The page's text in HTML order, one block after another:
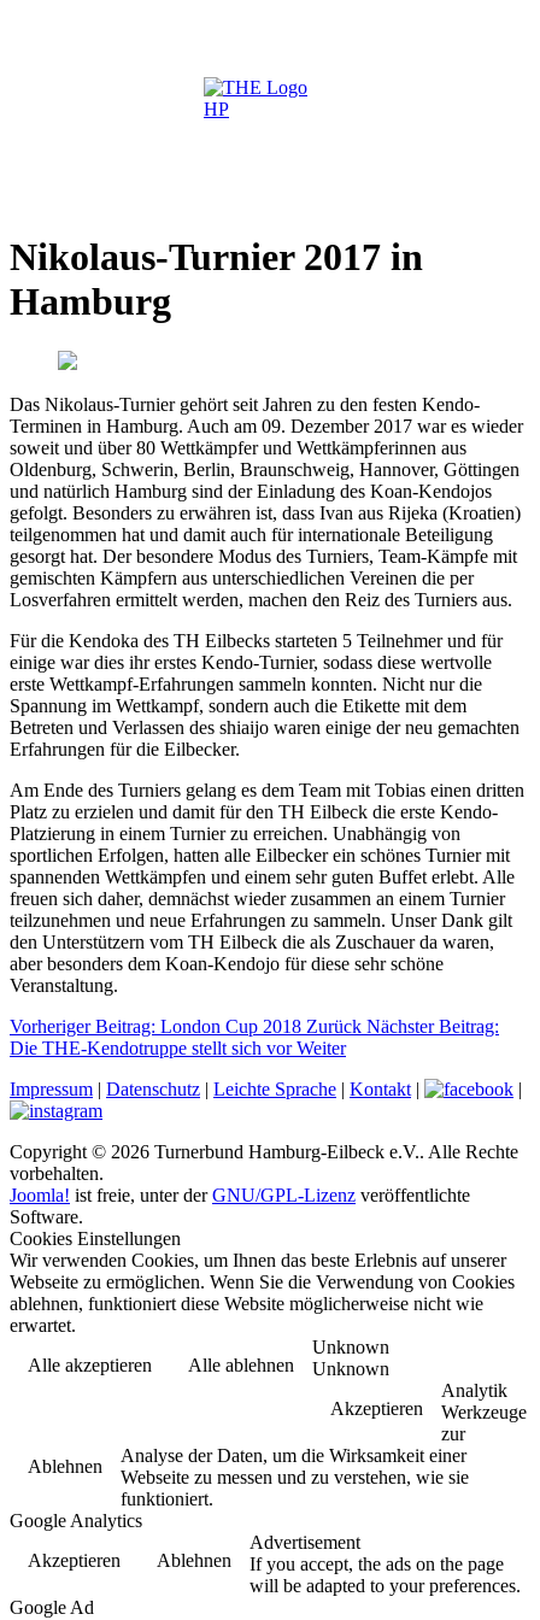
Nikolaus-Turnier 2017 in
Hamburg
Das Nikolaus-Turnier gehört seit Jahren zu den festen Kendo-
Terminen in Hamburg. Auch am 09. Dezember 2017 war es wieder
soweit und über 80 Wettkämpfer und Wettkämpferinnen aus
Oldenburg, Schwerin, Berlin, Braunschweig, Hannover, Göttingen
und natürlich Hamburg sind der Einladung des Koan-Kendojos
gefolgt. Besonders zu erwähren ist, dass Ivan aus Rijeka (Kroatien)
teilgenommen hat und damit auch für internationale Beteiligung
gesorgt hat. Der besondere Modus des Turniers, Team-Kämpfe mit
gemischten Kämpfern aus unterschiedlichen Vereinen die per
Losverfahren ermittelt werden, machen den Reiz des Turniers aus.
Für die Kendoka des TH Eilbecks starteten 5 Teilnehmer und für
einige war dies ihr erstes Kendo-Turnier, sodass diese wertvolle
erste Wettkampf-Erfahrungen sammeln konnten. Nicht nur die
Spannung im Wettkampf, sondern auch die Etikette mit dem
Betreten und Verlassen des shiaijo waren einige der neu gemachten
Erfahrungen für die Eilbecker.
Am Ende des Turniers gelang es dem Team mit Tobias einen dritten
Platz zu erzielen und damit für den TH Eilbeck die erste Kendo-
Platzierung in einem Turnier zu erreichen. Unabhängig von
sportlichen Erfolgen, hatten alle Eilbecker ein schönes Turnier mit
spannenden Wettkämpfen und einem sehr guten Buffet erlebt. Alle
freuen sich daher, demnächst wieder zusammen an einem Turnier
teilzunehmen und neue Erfahrungen zu sammeln. Unser Dank gilt
den Unterstützern vom TH Eilbeck die als Zuschauer da waren,
aber besonders dem Koan-Kendojo für diese sehr schöne
Veranstaltung.
Vorheriger Beitrag: London Cup 2018 Zurück Nächster Beitrag:
Die THE-Kendotruppe stellt sich vorWeiter
Impressum | Datenschutz | Leichte Sprache | Kontakt | |
Copyright © 2026 Turnerbund Hamburg-Eilbeck e.V.. Alle Rechte
vorbehalten.
Joomla! ist freie, unter derGNU/GPL-Lizenz veröffentlichte
Software.
Cookies Einstellungen
Wir verwenden Cookies, um Ihnen das beste Erlebnis auf unserer
Webseite zu ermöglichen. Wenn Sie die Verwendung von Cookies
ablehnen, funktioniert diese Website möglicherweise nicht wie
erwartet.
Alle akzeptieren
Alle ablehnen
Unknown
Unknown
Akzeptieren
Ablehnen
Analytik
Werkzeuge
zur
Analyse der Daten, um die Wirksamkeit einer
Webseite zu messen und zu verstehen, wie sie
funktioniert.
Google Analytics
Akzeptieren
Ablehnen
Advertisement
If you accept, the ads on the page
will be adapted to your preferences.
Google Ad